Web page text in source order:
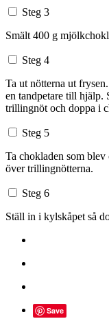
Steg 3
Smält 400 g
Steg 4
Ta ut nötterna ut
en tandpetare till hjälp.
trillingnöt och doppa i
Steg 5
Ta chokladen som blev
över trillingnötterna.
Steg 6
Ställ in i kylskåpet så
Save